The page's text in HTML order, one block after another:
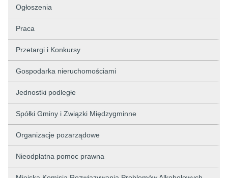
Ogłoszenia
Praca
Przetargi i Konkursy
Gospodarka nieruchomościami
Jednostki podległe
Spółki Gminy i Związki Międzygminne
Organizacje pozarządowe
Nieodpłatna pomoc prawna